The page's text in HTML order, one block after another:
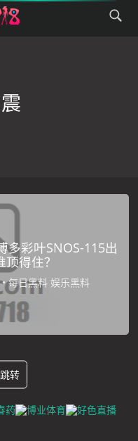
多彩叶SNOS-115出
得住？
•每日黑料 娱乐黑料
跳转